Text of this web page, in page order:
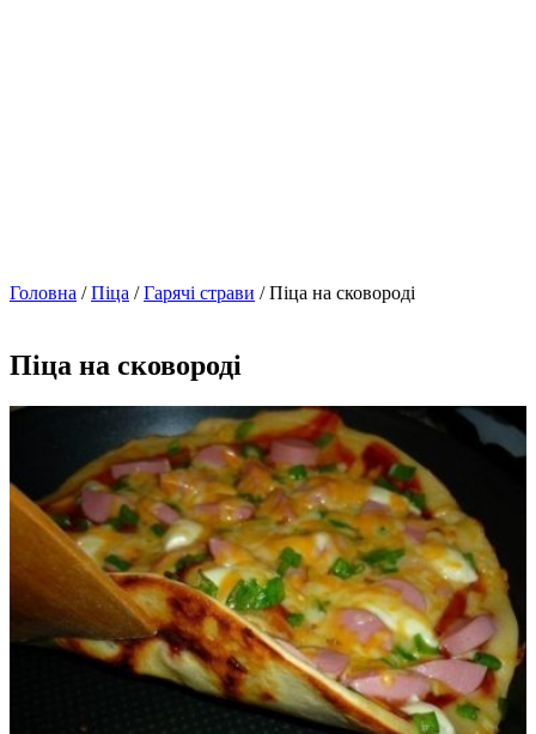
Головна /Піца /Гарячі страви / Піца на сковороді
Піца на сковороді